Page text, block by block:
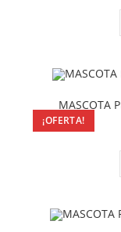
¡OFERTA!
MASCOTA